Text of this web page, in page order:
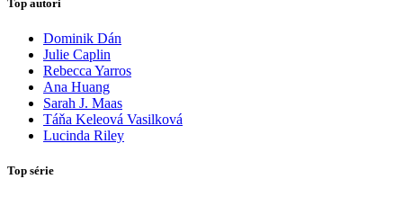
Top autori
Dominik Dán
Julie Caplin
Rebecca Yarros
Ana Huang
Sarah J. Maas
Táňa Keleová Vasilková
Lucinda Riley
Top série